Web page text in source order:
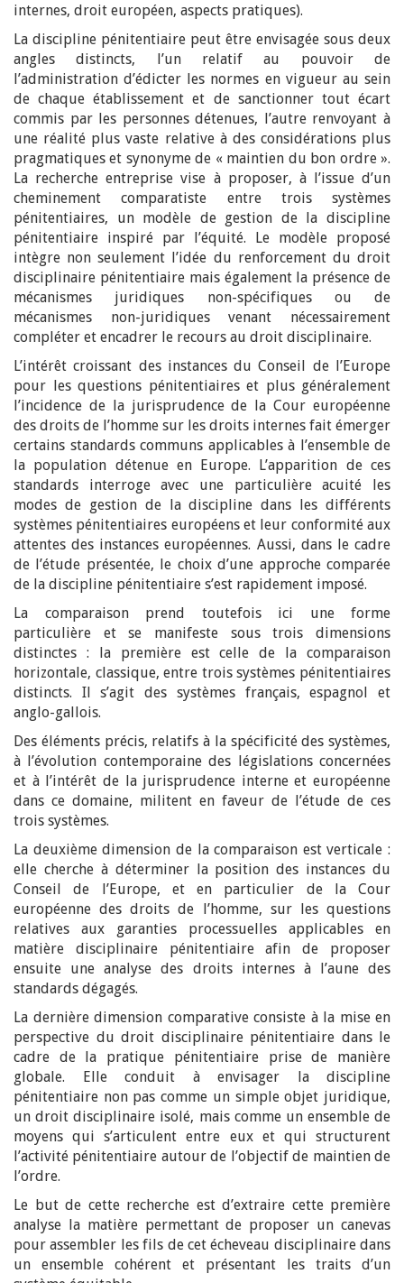
internes, droit européen, aspects pratiques).
La discipline pénitentiaire peut être envisagée sous deux
angles distincts, l’un relatif au pouvoir de
l’administration d’édicter les normes en vigueur au sein
de chaque établissement et de sanctionner tout écart
commis par les personnes détenues, l’autre renvoyant à
une réalité plus vaste relative à des considérations plus
pragmatiques et synonyme de « maintien du bon ordre ».
La recherche entreprise vise à proposer, à l’issue d’un
cheminement comparatiste entre trois systèmes
pénitentiaires, un modèle de gestion de la discipline
pénitentiaire inspiré par l’équité. Le modèle proposé
intègre non seulement l’idée du renforcement du droit
disciplinaire pénitentiaire mais également la présence de
mécanismes juridiques non-spécifiques ou de
mécanismes non-juridiques venant nécessairement
compléter et encadrer le recours au droit disciplinaire.
L’intérêt croissant des instances du Conseil de l’Europe
pour les questions pénitentiaires et plus généralement
l’incidence de la jurisprudence de la Cour européenne
des droits de l’homme sur les droits internes fait émerger
certains standards communs applicables à l’ensemble de
la population détenue en Europe. L’apparition de ces
standards interroge avec une particulière acuité les
modes de gestion de la discipline dans les différents
systèmes pénitentiaires européens et leur conformité aux
attentes des instances européennes. Aussi, dans le cadre
de l’étude présentée, le choix d’une approche comparée
de la discipline pénitentiaire s’est rapidement imposé.
La comparaison prend toutefois ici une forme
particulière et se manifeste sous trois dimensions
distinctes : la première est celle de la comparaison
horizontale, classique, entre trois systèmes pénitentiaires
distincts. Il s’agit des systèmes français, espagnol et
anglo-gallois.
Des éléments précis, relatifs à la spécificité des systèmes,
à l’évolution contemporaine des législations concernées
et à l’intérêt de la jurisprudence interne et européenne
dans ce domaine, militent en faveur de l’étude de ces
trois systèmes.
La deuxième dimension de la comparaison est verticale :
elle cherche à déterminer la position des instances du
Conseil de l’Europe, et en particulier de la Cour
européenne des droits de l’homme, sur les questions
relatives aux garanties processuelles applicables en
matière disciplinaire pénitentiaire afin de proposer
ensuite une analyse des droits internes à l’aune des
standards dégagés.
La dernière dimension comparative consiste à la mise en
perspective du droit disciplinaire pénitentiaire dans le
cadre de la pratique pénitentiaire prise de manière
globale. Elle conduit à envisager la discipline
pénitentiaire non pas comme un simple objet juridique,
un droit disciplinaire isolé, mais comme un ensemble de
moyens qui s’articulent entre eux et qui structurent
l’activité pénitentiaire autour de l’objectif de maintien de
l’ordre.
Le but de cette recherche est d’extraire cette première
analyse la matière permettant de proposer un canevas
pour assembler les fils de cet écheveau disciplinaire dans
un ensemble cohérent et présentant les traits d’un